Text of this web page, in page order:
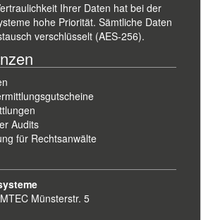
Ihrer Daten hat bei der
hohe Priorität. Sämtliche Daten
verschlüsselt (AES-256).
Audits
für Rechtsanwälte
Münsterstr. 5